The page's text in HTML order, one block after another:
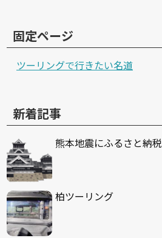
固定ページ
ツーリングで行きたい名道
新着記事
熊本地震にふるさと納税
柏ツーリング